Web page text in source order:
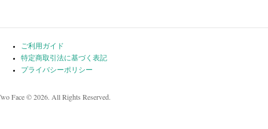
ご利用ガイド
特定商取引法に基づく表記
プライバシーポリシー
Face © 2026. All Rights Reserved.